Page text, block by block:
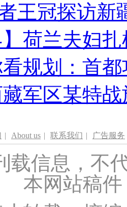
王冠探访新
】荷兰夫妇
规划：首
军区某特
| About us | 联系我们 | 广告服务
载信息，不
本网站稿